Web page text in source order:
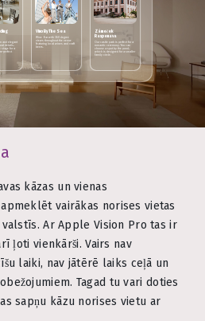
and elegant
details,
stage for a
perfect
Vino By The Sea
Wine Bar with 360 degree
views throughout the venue
featuring local wines and craft
beers.
Zámeček
Raspenava
Our castle park is perfect for a
romantic ceremony. You can
choose a spot by the pond,
which is designed for a smaller
family circle.
kāzas un vienas
vairākas norises vietas
Ar Apple Vision Pro tas ir
ļoti vienkārši. Vairs nav
laiki, nav jātērē laiks ceļā un
Tagad tu vari doties
sapņu kāzu norises vietu ar